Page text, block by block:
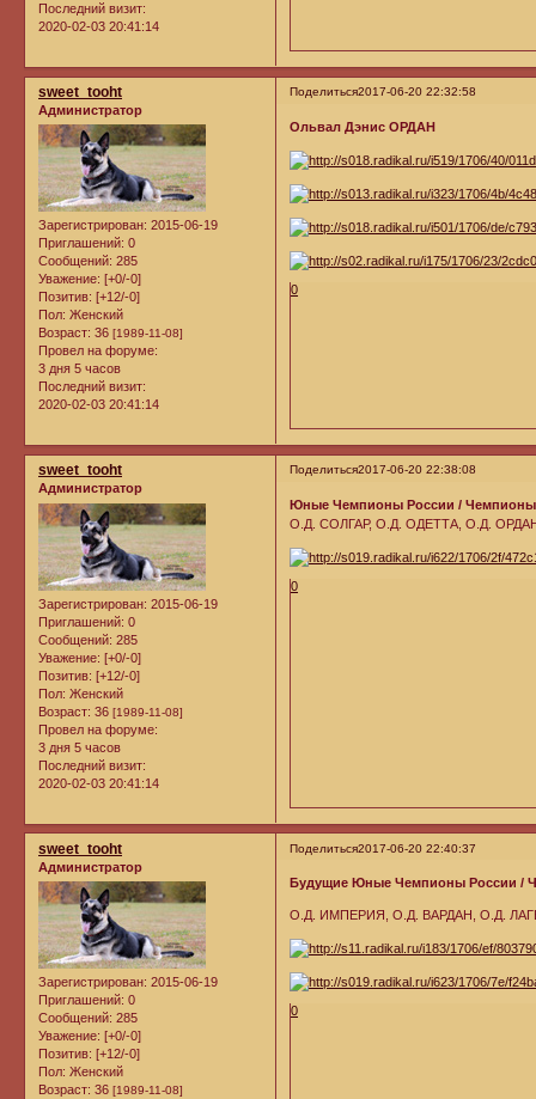
Последний визит:
2020-02-03 20:41:14
Поделиться2017-06-20 22:32:58
sweet_tooht
Администратор
Зарегистрирован: 2015-06-19
Приглашений: 0
Сообщений: 285
Уважение: [+0/-0]
Позитив: [+12/-0]
Пол: Женский
Возраст: 36 [1989-11-08]
Провел на форуме:
3 дня 5 часов
Последний визит:
2020-02-03 20:41:14
Ольвал Дэнис ОРДАН
0
Поделиться2017-06-20 22:38:08
sweet_tooht
Администратор
Зарегистрирован: 2015-06-19
Приглашений: 0
Сообщений: 285
Уважение: [+0/-0]
Позитив: [+12/-0]
Пол: Женский
Возраст: 36 [1989-11-08]
Провел на форуме:
3 дня 5 часов
Последний визит:
2020-02-03 20:41:14
Юные Чемпионы России / Чемпионы
О.Д. СОЛГАР, О.Д. ОДЕТТА, О.Д.
0
Поделиться2017-06-20 22:40:37
sweet_tooht
Администратор
Зарегистрирован: 2015-06-19
Приглашений: 0
Сообщений: 285
Уважение: [+0/-0]
Позитив: [+12/-0]
Пол: Женский
Возраст: 36 [1989-11-08]
Будущие Юные Чемпионы России /
О.Д. ИМПЕРИЯ, О.Д. ВАРДАН, О.Д.
0